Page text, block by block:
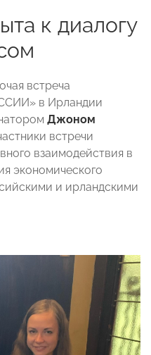
к диалогу
встреча
в Ирландии
Джоном
встречи
взаимодействия в
экономического
и ирландскими